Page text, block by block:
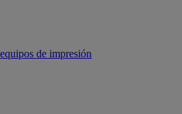
equipos de impresión